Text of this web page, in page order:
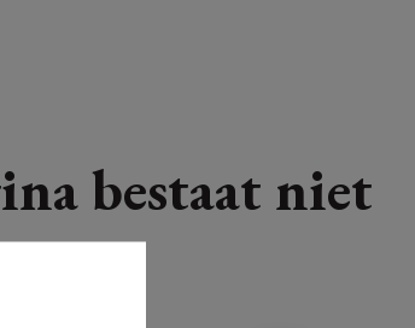
bestaat niet